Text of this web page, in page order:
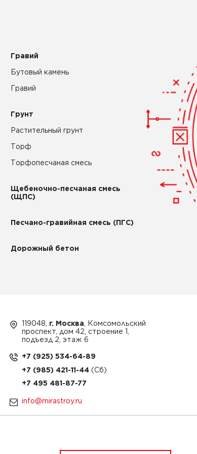
Гравий
Бутовый камень
Гравий
Грунт
Растительный грунт
Торф
Торфопесчаная смесь
Щебеночно-песчаная смесь
(ЩПС)
Песчано-гравийная смесь (ПГС)
Дорожный бетон
119048, г. Москва , Комсомольский
проспект, дом 42, строение 1,
подъезд 2, этаж 6
+7 (925) 534-64-89
+7 (985) 421-11-44
+7 495 481-87-77
info@mirastroy.ru